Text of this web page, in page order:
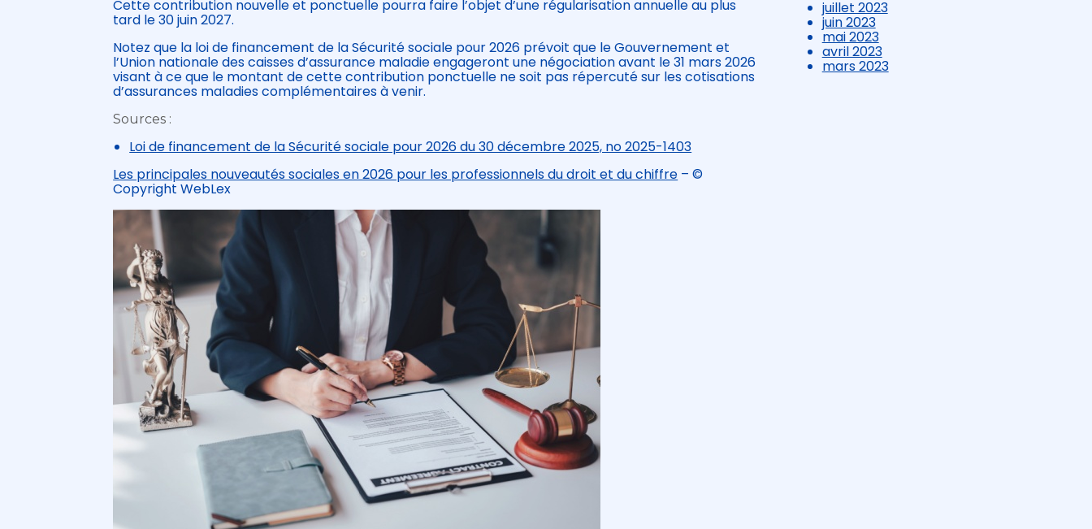
Cette contribution nouvelle et ponctuelle pourra faire l’objet d’une régularisation annuelle au plus
tard le 30 juin 2027.
Notez que la loi de financement de la Sécurité sociale pour 2026 prévoit que le Gouvernement et
l’Union nationale des caisses d’assurance maladie engageront une négociation avant le 31 mars 2026
visant à ce que le montant de cette contribution ponctuelle ne soit pas répercuté sur les cotisations
d’assurances maladies complémentaires à venir.
Sources :
Loi de financement de la Sécurité sociale pour 2026 du 30 décembre 2025, no 2025-1403
Les principales nouveautés sociales en 2026 pour les professionnels du droit et du chiffre – ©
Copyright WebLex
juillet 2023
juin 2023
mai 2023
avril 2023
mars 2023